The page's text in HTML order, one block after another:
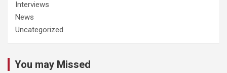
Interviews
News
Uncategorized
You may Missed